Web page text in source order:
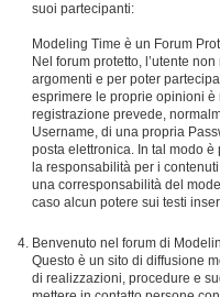
suoi partecipanti:
Modeling Time è un Forum
Nel forum protetto, l’utente
argomenti e per poter
esprimere le proprie opinioni è
registrazione prevede,
Username, di una propria
posta elettronica. In tal modo
la responsabilità per i
una corresponsabilità del
caso alcun potere sui testi
Benvenuto nel forum di
Questo è un sito di diffusione
di realizzazioni, procedure e